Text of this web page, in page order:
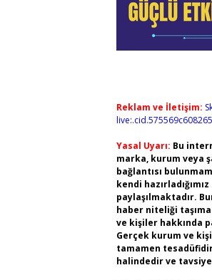
Reklam ve İletişim:
Yasal Uyarı: Bu
marka, kurum veya
bağlantısı
kendi
paylaşılmaktadır.
haber niteliği
ve kişiler hakkında
Gerçek kurum ve
tamamen
halindedir ve